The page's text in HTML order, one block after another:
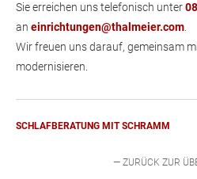
Sie erreichen uns telefonisch unter
an einrichtungen@thalmeier.com.
Wir freuen uns darauf, gemeinsam
modernisieren.
SCHLAFBERATUNG MIT SCHRAMM
— ZURÜCK ZUR